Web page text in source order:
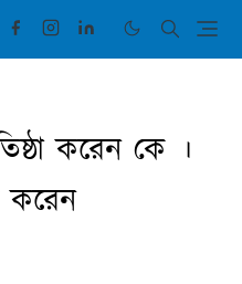
করেন কে ।
করেন